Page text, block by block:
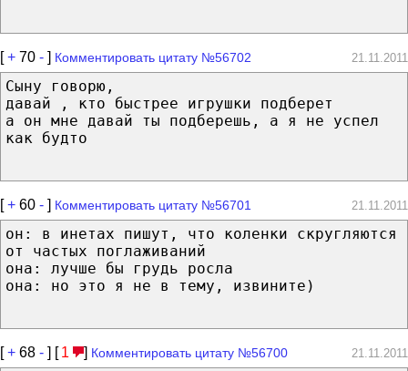
[+ 70 - ] Комментировать цитату №56702 21.11.2011
Сыну говорю,
давай , кто быстрее игрушки подберет
а он мне давай ты подберешь, а я не успел
как будто
[+ 60 - ] Комментировать цитату №56701 21.11.2011
он: в инетах пишут, что коленки скругляются
от частых поглаживаний
она: лучше бы грудь росла
она: но это я не в тему, извините)
[+ 68 - ] [ 1 ] Комментировать цитату №56700 21.11.2011